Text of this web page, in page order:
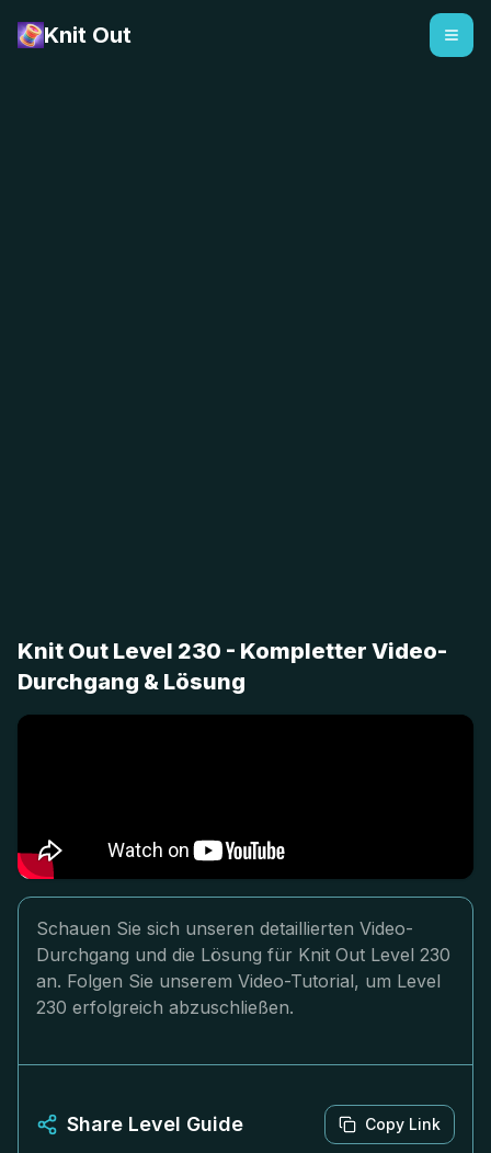
Knit Out
Knit Out Level 230 - Kompletter Video-
Durchgang & Lösung
Schauen Sie sich unseren detaillierten Video-
Durchgang und die Lösung für Knit Out Level 230
an. Folgen Sie unserem Video-Tutorial, um Level
230 erfolgreich abzuschließen.
Share Level Guide Copy Link